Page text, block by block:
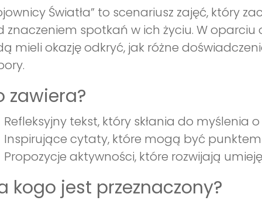
Światła” to scenariusz zajęć, który
znaczeniem spotkań w ich życiu. W
mieli okazję odkryć, jak różne
zawiera?
Refleksyjny tekst, który skłania do myślenia
Inspirujące cytaty, które mogą być punktem
Propozycje aktywności, które rozwijają
kogo jest przeznaczony?